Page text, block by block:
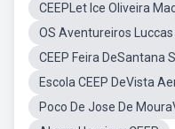
CEEPLet Ice Oliveira
OS Aventureiros Luccas
CEEP Feira DeSantana
Escola CEEP DeVista
Poco De Jose De